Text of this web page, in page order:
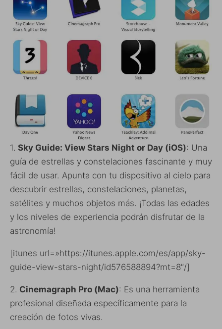
1. Sky Guide: View Stars Night or Day (iOS): Una
guía de estrellas y constelaciones fascinante y muy
fácil de usar. Apunta con tu dispositivo al cielo para
descubrir estrellas, constelaciones, planetas,
satélites y muchos objetos más. ¡Todas las edades
y los niveles de experiencia podrán disfrutar de la
astronomía!
[itunes url=»https://itunes.apple.com/es/app/sky-
guide-view-stars-night/id576588894?mt=8″/]
2. Cinemagraph Pro (Mac): Es una herramienta
profesional diseñada específicamente para la
creación de fotos vivas.